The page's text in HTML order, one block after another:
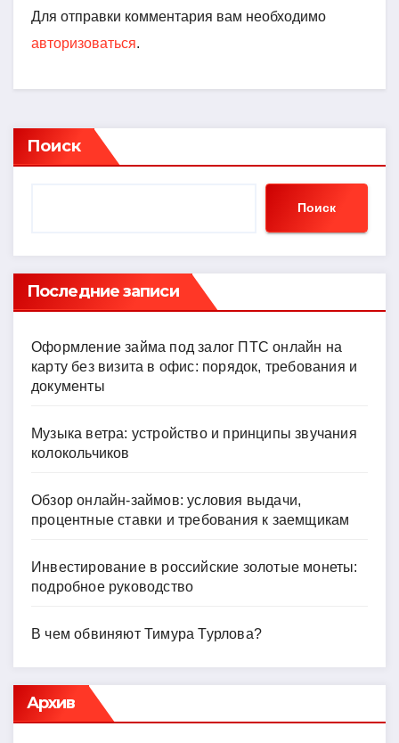
Для отправки комментария вам необходимо
авторизоваться.
Поиск
Поиск
Последние записи
Оформление займа под залог ПТС онлайн на
карту без визита в офис: порядок, требования и
документы
Музыка ветра: устройство и принципы звучания
колокольчиков
Обзор онлайн-займов: условия выдачи,
процентные ставки и требования к заемщикам
Инвестирование в российские золотые монеты:
подробное руководство
В чем обвиняют Тимура Турлова?
Архив